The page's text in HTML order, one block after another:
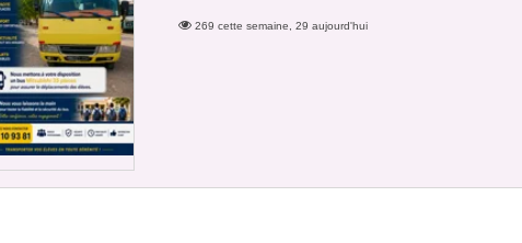
269 cette semaine, 29 aujourd'hui